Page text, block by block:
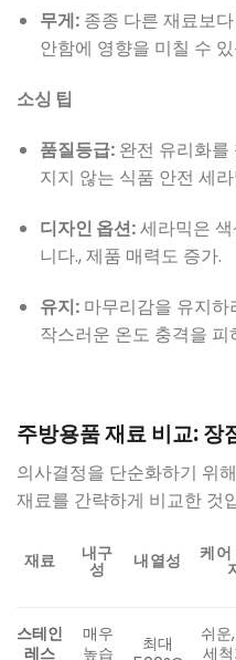
무게:종종 다른 재료보
안함에 영향을 미칠 수
소싱 팁
품질등급:완전 유리화를
지지 않는 식품 안전 세
디자인 옵션:세라믹은 색
니다., 제품 매력도 증가.
유지:마무리감을 유지하
작스러운 온도 충격을 피
주방용품 재료 비교: 장
의사결정을 단순화하기 위
재료를 간략하게 비교한 것
재료 내구
성 내열성 케
스테인
레스
매우
높습
최대
쉬운
세